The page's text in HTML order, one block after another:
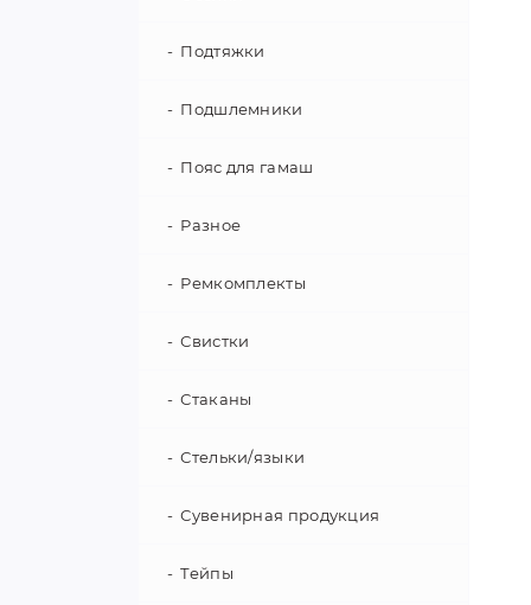
Подтяжки
Подшлемники
Пояс для гамаш
Разное
Ремкомплекты
Свистки
Стаканы
Стельки/языки
Сувенирная продукция
Тейпы